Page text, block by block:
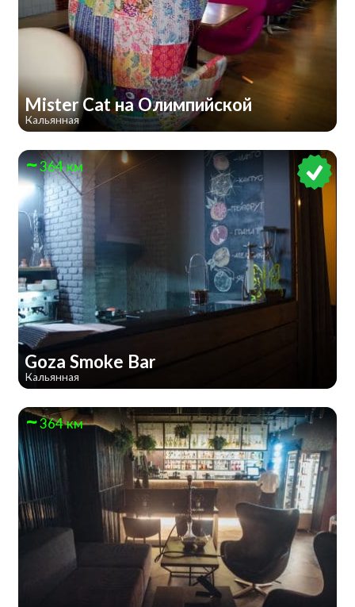
Mister Cat на Олимпийской
Кальянная
364 км
Goza Smoke Bar
Кальянная
364 км